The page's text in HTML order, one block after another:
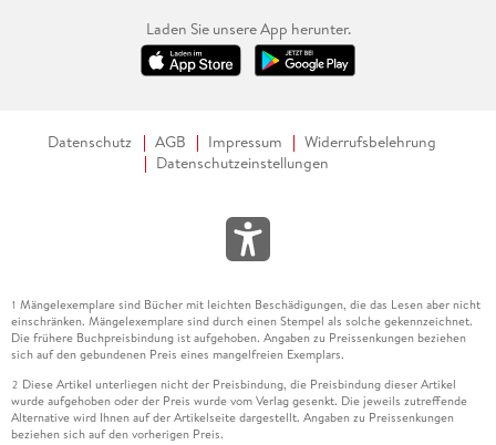
Laden Sie unsere App herunter.
Datenschutz AGB Impressum
Widerrufsbelehrung
Datenschutzeinstellungen
1 Mängelexemplare sind Bücher mit leichten Beschädigungen, die das Lesen aber nicht
einschränken. Mängelexemplare sind durch einen Stempel als solche gekennzeichnet.
Die frühere Buchpreisbindung ist aufgehoben. Angaben zu Preissenkungen beziehen
sich auf den gebundenen Preis eines mangelfreien Exemplars.
2 Diese Artikel unterliegen nicht der Preisbindung, die Preisbindung dieser Artikel
wurde aufgehoben oder der Preis wurde vom Verlag gesenkt. Die jeweils zutreffende
Alternative wird Ihnen auf der Artikelseite dargestellt. Angaben zu Preissenkungen
beziehen sich auf den vorherigen Preis.